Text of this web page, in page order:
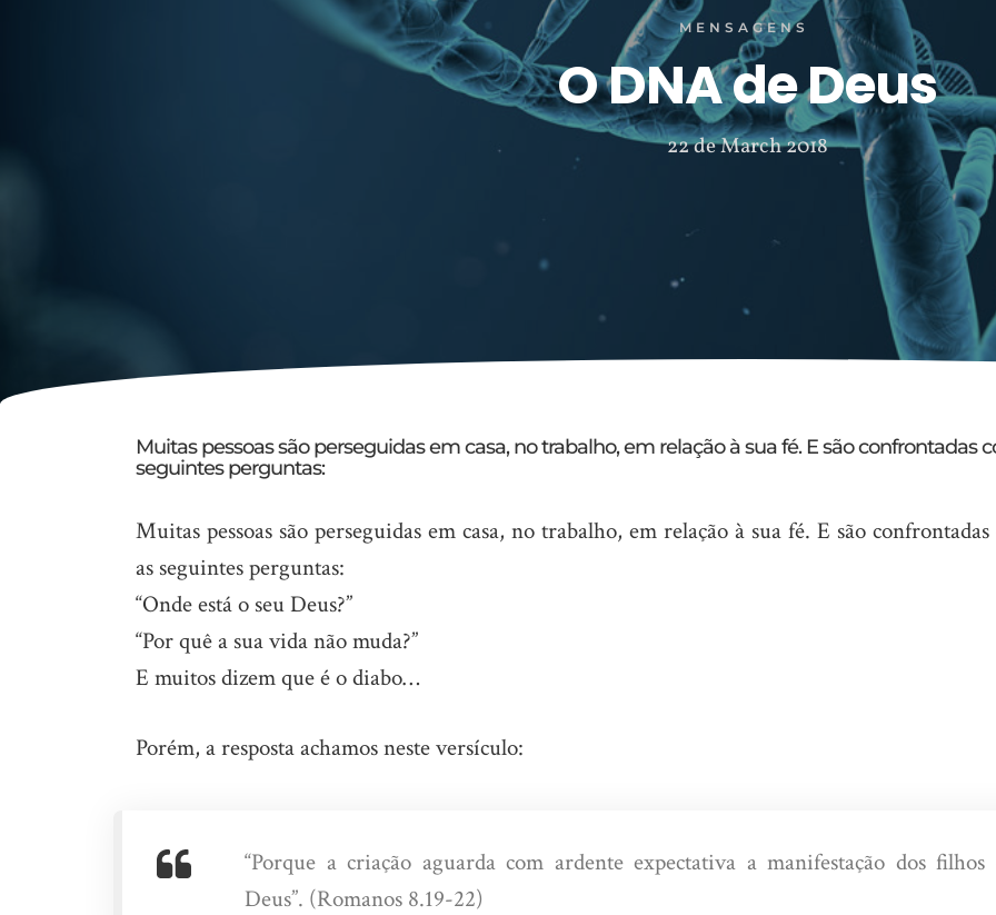
MENSAGENS
O DNA de Deus
22 de March 2018
O
DNA
de
Deus
Muitas pessoas são perseguidas em casa, no trabalho, em relação à sua fé. E são confrontadas
seguintes perguntas:
Muitas pessoas são perseguidas em casa, no trabalho, em relação à sua fé. E são confrontadas
as seguintes perguntas:
“Onde está o seu Deus?”
“Por quê a sua vida não muda?”
E muitos dizem que é o diabo…
Porém, a resposta achamos neste versículo:
“Porque a criação aguarda com ardente expectativa a manifestação dos filhos
Deus”. (Romanos 8.19-22)